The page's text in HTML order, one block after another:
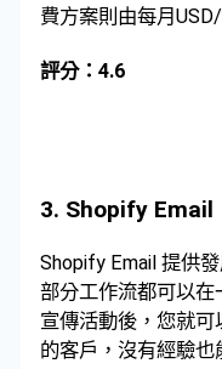
費方案則由每月
評分：4.6
3. Shopify Email
Shopify Email 提供
部分工作流都可以
宣傳活動後，您就
的客戶，沒有經驗也